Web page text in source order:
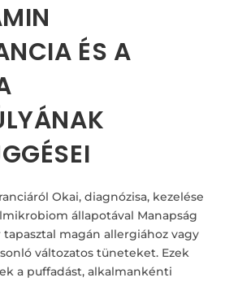
ÉS A
Okai, diagnózisa, kezelése
állapotával Manapság
magán allergiához vagy
változatos tüneteket. Ezek
a puffadást, alkalmankénti